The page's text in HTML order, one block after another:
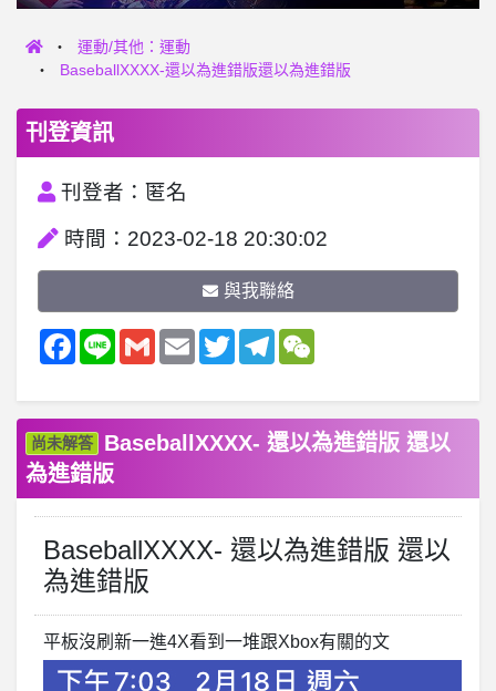
運動/其他：運動
BaseballXXXX-還以為進錯版還以為進錯版
刊登資訊
刊登者：匿名
時間：2023-02-18 20:30:02
與我聯絡
Facebook
Line GmailEmail TwitterTelegramWeChat
尚未解答
BaseballXXXX- 還以為進錯版 還以
為進錯版
BaseballXXXX- 還以為進錯版 還以
為進錯版
平板沒刷新一進4X看到一堆跟Xbox有關的文